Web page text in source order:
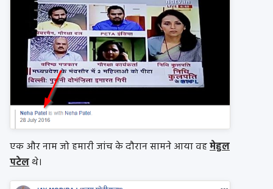
एक और नाम जो हमारी जांच के दौरान सामने आया वहमेहुल
पटेलथे।